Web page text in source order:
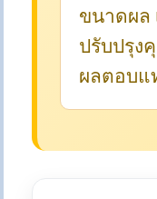
ขนาดผล
ปรับปรุง
ผลตอบแ